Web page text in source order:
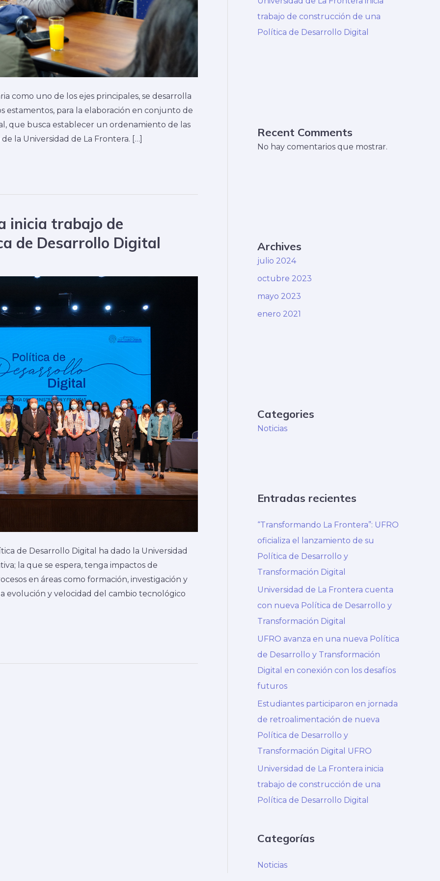
como uno de los ejes principales, se desarrolla
estamentos, para la elaboración en conjunto de
que busca establecer un ordenamiento de las
la Universidad de La Frontera. […]
inicia trabajo de
de Desarrollo Digital
de Desarrollo Digital ha dado la Universidad
la que se espera, tenga impactos de
en áreas como formación, investigación y
evolución y velocidad del cambio tecnológico
trabajo de construcción de una
Política de Desarrollo Digital
Recent Comments
No hay comentarios que mostrar.
Archives
julio 2024
octubre 2023
mayo 2023
enero 2021
Categories
Noticias
Entradas recientes
“Transformando La Frontera”: UFRO
oficializa el lanzamiento de su
Política de Desarrollo y
Transformación Digital
Universidad de La Frontera cuenta
con nueva Política de Desarrollo y
Transformación Digital
UFRO avanza en una nueva Política
de Desarrollo y Transformación
Digital en conexión con los desafíos
futuros
Estudiantes participaron en jornada
de retroalimentación de nueva
Política de Desarrollo y
Transformación Digital UFRO
Universidad de La Frontera inicia
trabajo de construcción de una
Política de Desarrollo Digital
Categorías
Noticias